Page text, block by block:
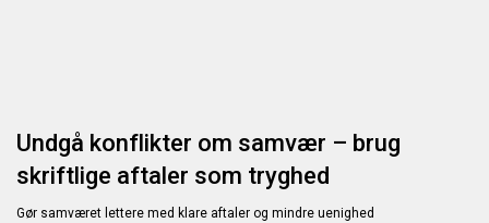
Undgå konflikter om samvær – brug
skriftlige aftaler som tryghed
Gør samværet lettere med klare aftaler og mindre uenighed